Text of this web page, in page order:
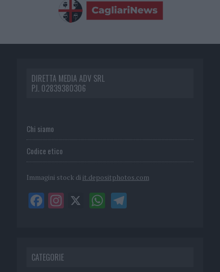
DIRETTA MEDIA ADV SRL
P.I. 02839380306
Chi siamo
Codice etico
Immagini stock di it.depositphotos.com
CATEGORIE